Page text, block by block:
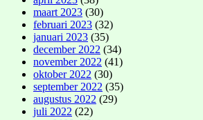
maart 2023 (30)
februari 2023 (32)
januari 2023 (35)
december 2022 (34)
november 2022 (41)
oktober 2022 (30)
september 2022 (35)
augustus 2022 (29)
juli 2022 (22)